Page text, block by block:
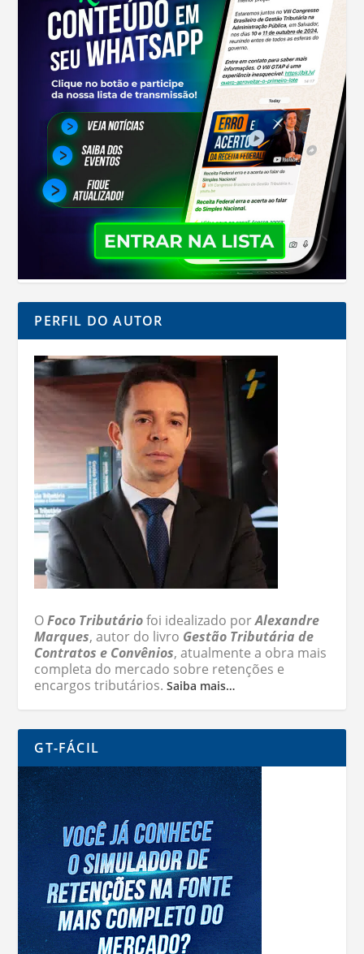
PERFIL DO AUTOR
OFoco Tributáriofoi idealizado porAlexandre
Marques, autor do livro Gestão Tributária de
Contratos e Convênios, atualmente a obra mais
completa do mercado sobre retenções e
encargos tributários.Saiba mais…
GT-FÁCIL